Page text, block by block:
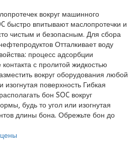
вокруг машинного
быстро впитывают маслопротечки и
чистым и безопасным. Для сбора
Отталкивает воду
процесс адсорбции
с пролитой жидкостью
вокруг оборудования любой
поверхность Гибкая
бон SOC вокруг
будь то угол или изогнутая
длины бона. Обрежьте бон до